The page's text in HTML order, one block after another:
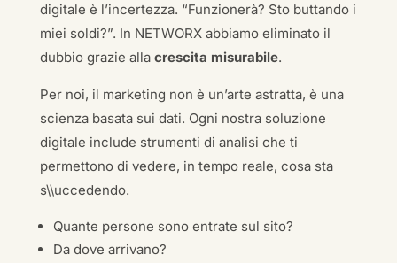
digitale è l’incertezza. “Funzionerà? Sto buttando i
miei soldi?”. In NETWORX abbiamo eliminato il
dubbio grazie alla crescita misurabile.
Per noi, il marketing non è un’arte astratta, è una
scienza basata sui dati. Ogni nostra soluzione
digitale include strumenti di analisi che ti
permettono di vedere, in tempo reale, cosa sta
s\\uccedendo.
Quante persone sono entrate sul sito?
Da dove arrivano?